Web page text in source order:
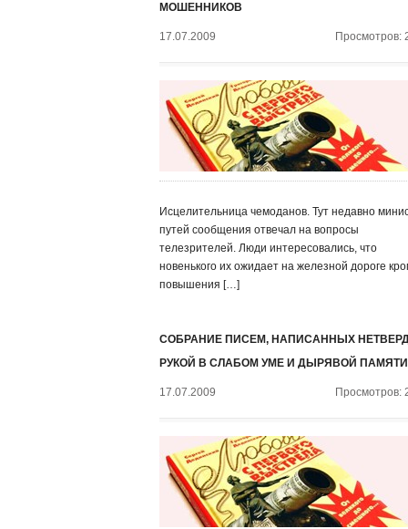
МОШЕННИКОВ
17.07.2009 Просмотров:
Исцелительница чемоданов. Тут недавно
путей сообщения отвечал на вопросы
телезрителей. Люди интересовались, что
новенького их ожидает на железной дороге
повышения […]
СОБРАНИЕ ПИСЕМ, НАПИСАННЫХ
РУКОЙ В СЛАБОМ УМЕ И ДЫРЯВОЙ ПАМЯТИ
17.07.2009 Просмотров: